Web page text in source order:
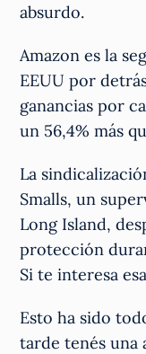
absurdo.
Amazon es la
EEUU por
ganancias por
un 56,4% más
La
Smalls, un
Long Island,
protección
Si te interesa
Esto ha sido
tarde tenés una